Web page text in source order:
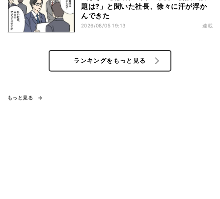
題は?」と聞いた社長、徐々に汗が浮か
んできた
2026/08/05 19:13 連載
ランキングをもっと見る
もっと見る